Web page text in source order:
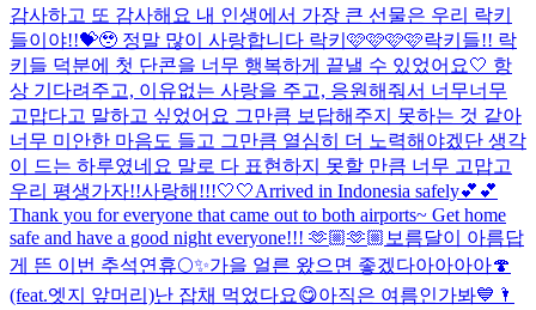
감사하고 또 감사해요 내 인생에서 가장 큰 선물은 우리 락키
들이야!!💝🥹 정말 많이 사랑합니다 락키🩷🩷🩷🩷락키들!! 락
키들 덕분에 첫 단콘을 너무 행복하게 끝낼 수 있었어요🤍 항
상 기다려주고, 이유없는 사랑을 주고, 응원해줘서 너무너무
고맙다고 말하고 싶었어요 그만큼 보답해주지 못하는 것 같아
너무 미안한 마음도 들고 그만큼 열심히 더 노력해야겠단 생각
이 드는 하루였네요 말로 다 표현하지 못할 만큼 너무 고맙고
우리 평생가자!!사랑해!!!🤍🤍Arrived in Indonesia safely💕💕
Thank you for everyone that came out to both airports~ Get home
safe and have a good night everyone!!! 🫶🏼🫶🏼 보름달이 아름답
게 뜬 이번 추석연휴🌕✨가을 얼른 왔으면 좋겠다아아아아🍄
(feat.엣지 앞머리)난 잡채 먹었다요😋아직은 여름인가봐💙🌂